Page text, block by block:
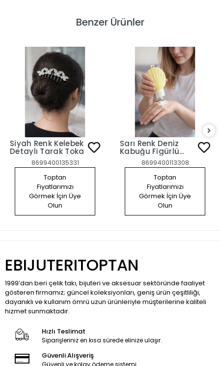
Benzer Ürünler
Siyah Renk Kelebek
Detaylı Tarak Toka
8699400135331
Toptan
Fiyatlarımızı
Görmek İçin Üye
Olun
Sarı Renk Deniz
Kabuğu Figürlü
Doldurulabilir Krem
Kutusu8699400113308
Toptan
Fiyatlarımızı
Görmek İçin Üye
Olun
EBIJUTERITOPTAN
1999’dan beri çelik takı, bijuteri ve aksesuar sektöründe faaliyet
gösteren firmamız; güncel koleksiyonları, geniş ürün çeşitliliği,
dayanıklı ve kullanım ömrü uzun ürünleriyle müşterilerine kaliteli
hizmet sunmaktadır.
Hızlı Teslimat
Siparişleriniz en kısa sürede elinize ulaşır.
Güvenli Alışveriş
Güvenli ve kolay ödeme sistemi